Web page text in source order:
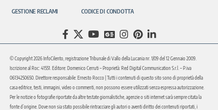
GESTIONE RECLAMI CODICE DI CONDOTTA
© Copyright 2026 InfoCilento, registrazione Tribunale di Vallo della Lucania nr. 1/09 del 12 Gennaio 2009.
Iscrizione al Roc: 41551. Editore: Domenico Cerruti – Proprietà: Red Digital Communication S.r.l. – P.iva
06134250650. Direttore responsabile: Ernesto Rocco | Tutti i contenuti di questo sito sono di proprietà della
casa editrice, testi, immagini, video o commenti, non possono essere utilizzati senza espressa autorizzazione.
Per le notizie o fotografie riportate da altre testate giornalistiche, agenzie o siti internet sarà sempre citata la
fonte d’origine. Dove non sia stato possibile rintracciare gli autori o aventi diritto dei contenuti riportati, i